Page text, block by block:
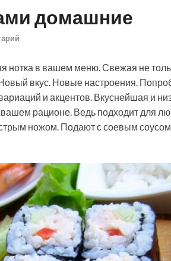
домашние
нотка в вашем меню. Свежая не
вкус. Новые настроения.
и акцентов. Вкуснейшая и
рационе. Ведь подходит для
ножом. Подают с соевым